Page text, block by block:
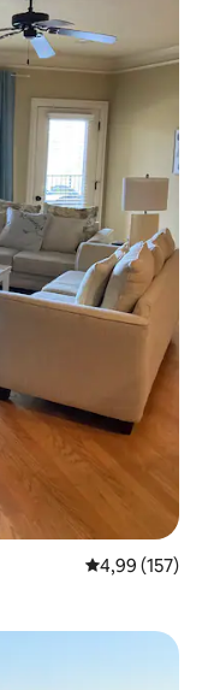
4,99 (157)